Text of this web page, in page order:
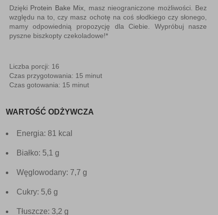
Dzięki Protein Bake Mix, masz nieograniczone możliwości. Bez
względu na to, czy masz ochotę na coś słodkiego czy słonego,
mamy odpowiednią propozycję dla Ciebie. Wypróbuj nasze
pyszne biszkopty czekoladowe!*
Liczba porcji: 16
Czas przygotowania: 15 minut
Czas gotowania: 15 minut
WARTOŚĆ ODŻYWCZA
Energia: 81 kcal
Białko: 5,1 g
Węglowodany: 7,7 g
Cukry: 5,6 g
Tłuszcze: 3,2 g